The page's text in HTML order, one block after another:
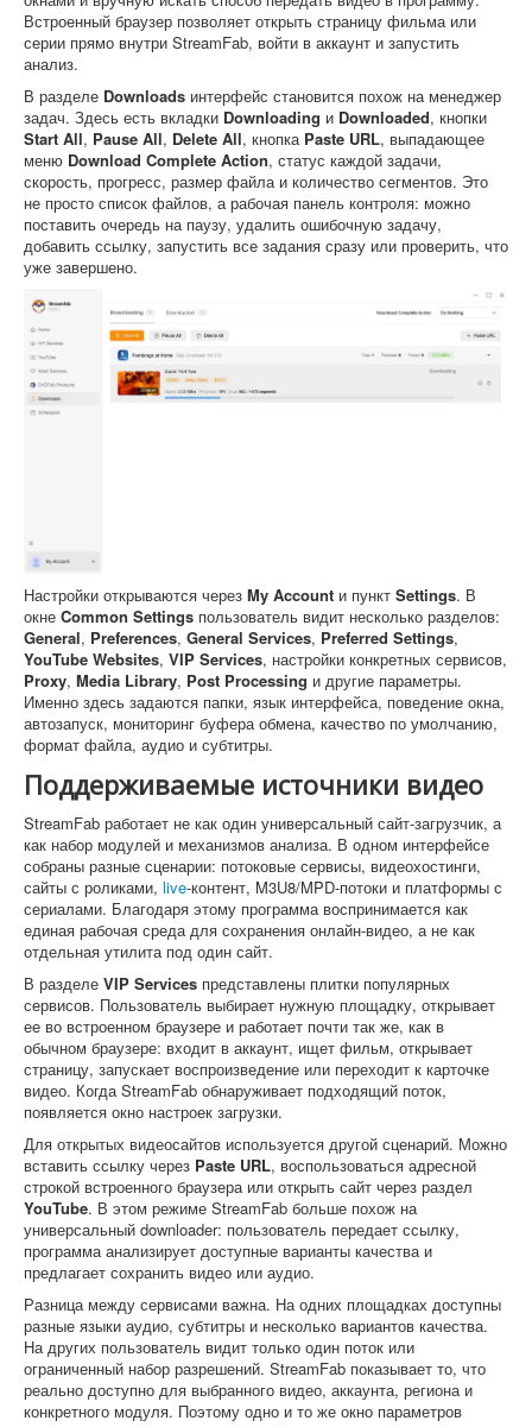
Встроенный браузер позволяет открыть страницу фильма или
серии прямо внутри StreamFab, войти в аккаунт и запустить
анализ.
В разделе Downloads интерфейс становится похож на менеджер
задач. Здесь есть вкладки Downloading и Downloaded, кнопки
Start All, Pause All, Delete All, кнопка Paste URL, выпадающее
меню Download Complete Action, статус каждой задачи,
скорость, прогресс, размер файла и количество сегментов. Это
не просто список файлов, а рабочая панель контроля: можно
поставить очередь на паузу, удалить ошибочную задачу,
добавить ссылку, запустить все задания сразу или проверить, что
уже завершено.
Настройки открываются через My Account и пункт Settings. В
окне Common Settings пользователь видит несколько разделов:
General, Preferences, General Services, Preferred Settings,
YouTube Websites, VIP Services, настройки конкретных сервисов,
Proxy, Media Library, Post Processing и другие параметры.
Именно здесь задаются папки, язык интерфейса, поведение окна,
автозапуск, мониторинг буфера обмена, качество по умолчанию,
формат файла, аудио и субтитры.
Поддерживаемые источники видео
StreamFab работает не как один универсальный сайт-загрузчик, а
как набор модулей и механизмов анализа. В одном интерфейсе
собраны разные сценарии: потоковые сервисы, видеохостинги,
сайты с роликами, live-контент, M3U8/MPD-потоки и платформы с
сериалами. Благодаря этому программа воспринимается как
единая рабочая среда для сохранения онлайн-видео, а не как
отдельная утилита под один сайт.
В разделе VIP Services представлены плитки популярных
сервисов. Пользователь выбирает нужную площадку, открывает
ее во встроенном браузере и работает почти так же, как в
обычном браузере: входит в аккаунт, ищет фильм, открывает
страницу, запускает воспроизведение или переходит к карточке
видео. Когда StreamFab обнаруживает подходящий поток,
появляется окно настроек загрузки.
Для открытых видеосайтов используется другой сценарий. Можно
вставить ссылку через Paste URL, воспользоваться адресной
строкой встроенного браузера или открыть сайт через раздел
YouTube. В этом режиме StreamFab больше похож на
универсальный downloader: пользователь передает ссылку,
программа анализирует доступные варианты качества и
предлагает сохранить видео или аудио.
Разница между сервисами важна. На одних площадках доступны
разные языки аудио, субтитры и несколько вариантов качества.
На других пользователь видит только один поток или
ограниченный набор разрешений. StreamFab показывает то, что
реально доступно для выбранного видео, аккаунта, региона и
конкретного модуля. Поэтому одно и то же окно параметров